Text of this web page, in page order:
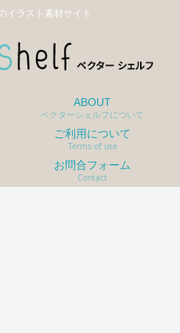
イラスト素材サイト
ABOUT
ベクターシェルフについて
ご利用について
Terms of use
お問合フォーム
Contact